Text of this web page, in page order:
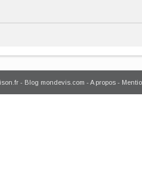
- Blog mondevis.com - A propos -